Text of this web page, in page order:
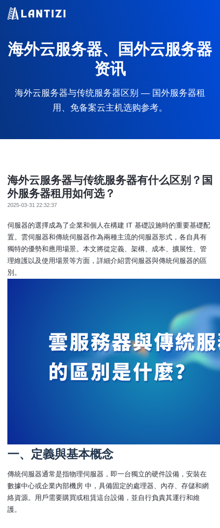
海外云服务器、国外云服务器
资讯
海外云服务器与传统服务器区别 — 国外服务器租
用、免备案云主机选购参考。
海外云服务器与传统服务器有什么区别？国
外服务器租用如何选？
2025-03-31 22:32:37
伺服器的選擇成為了企業和個人在構建 IT 基礎設施時的重要基礎配
置。雲伺服器和傳統伺服器作為兩種主流的伺服器形式，各自具有
獨特的優勢和應用場景。本文將從定義、架構、成本、擴展性、管
理維護以及使用場景等方面，詳細介紹雲伺服器與傳統伺服器的區
別。
一、定義與基本概念
傳統伺服器通常是指物理伺服器，即一台獨立的硬件設備，安裝在
數據中心或企業內部機房 中，具備固定的處理器、內存、存儲和網
絡資源。用戶需要購買或租賃這台設備，並自行負責其運行和維
護。